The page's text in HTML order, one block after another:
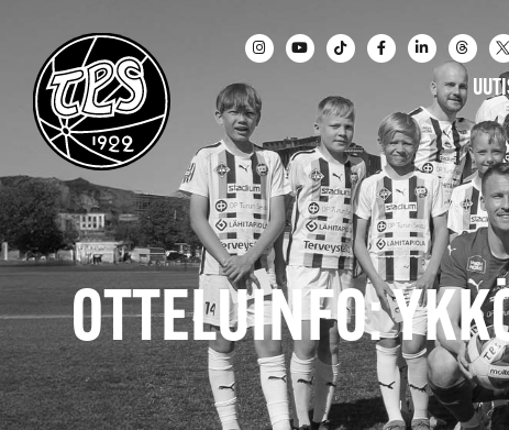
OTTELUINFO: